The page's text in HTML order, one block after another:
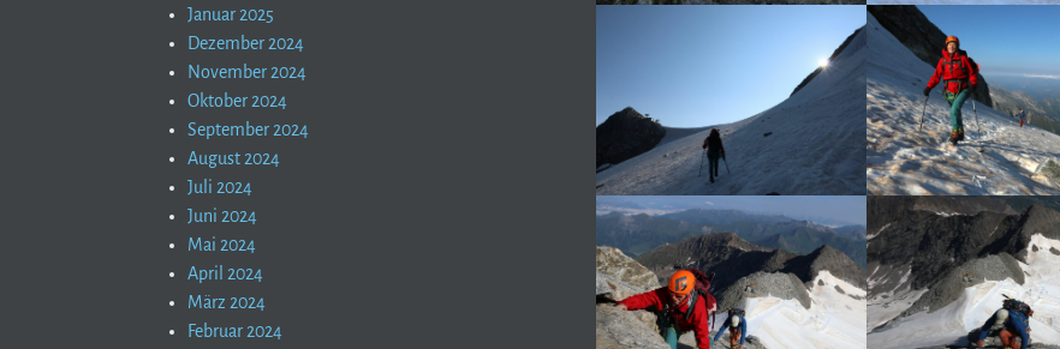
Januar 2025
Dezember 2024
November 2024
Oktober 2024
September 2024
August 2024
Juli 2024
Juni 2024
Mai 2024
April 2024
März 2024
Februar 2024